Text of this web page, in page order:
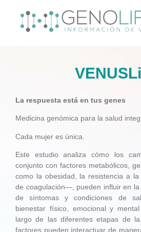
La respuesta está en tus genes
Medicina genómica para la salud
Cada mujer es única.
Este estudio analiza cómo los
conjunto con factores metabólicos,
como la obesidad, la resistencia a
de coagulación—, pueden influir en la
de síntomas y condiciones de
bienestar físico, emocional y
largo de las diferentes etapas de
factores pueden interactuar de